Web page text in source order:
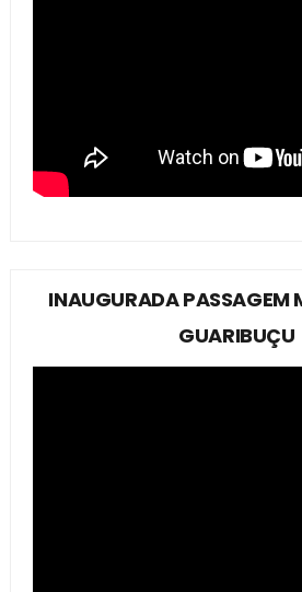
INAUGURADA PASSAGEM
GUARIBUÇU